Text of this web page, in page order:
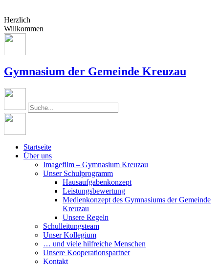
Herzlich
Willkommen
Gymnasium der Gemeinde Kreuzau
Startseite
Über uns
Imagefilm – Gymnasium Kreuzau
Unser Schulprogramm
Hausaufgabenkonzept
Leistungsbewertung
Medienkonzept des Gymnasiums der Gemeinde
Kreuzau
Unsere Regeln
Schulleitungsteam
Unser Kollegium
… und viele hilfreiche Menschen
Unsere Kooperationspartner
Kontakt